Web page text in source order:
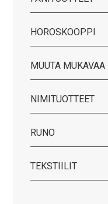
HOROSKOOPPI
MUUTA MUKAVAA
NIMITUOTTEET
RUNO
TEKSTIILIT